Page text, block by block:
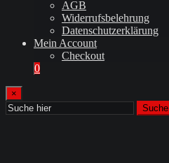
AGB
Widerrufsbelehrung
Datenschutzerklärung
Mein Account
Checkout
0
×
Suche